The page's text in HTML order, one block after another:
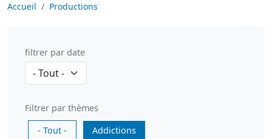
Accueil Productions
filtrer par date
Filtrer par thèmes
- Tout -
Addictions